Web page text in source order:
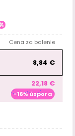
Cena za balenie
8,84 €
22,18 €
-16% úspora